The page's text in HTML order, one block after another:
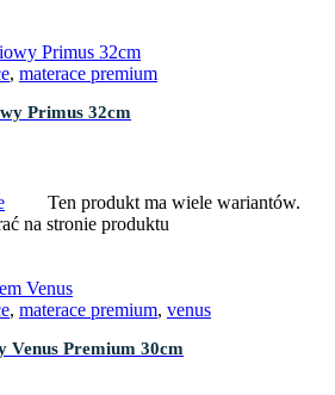
, materace premium
Primus 32cm
Ten produkt ma wiele wariantów.
na stronie produktu
, materace premium, venus
Venus Premium 30cm